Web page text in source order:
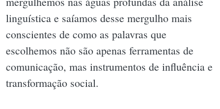
linguística e saíamos desse mergulho mais
conscientes de como as palavras que
escolhemos não são apenas ferramentas de
comunicação, mas instrumentos de influência e
transformação social.